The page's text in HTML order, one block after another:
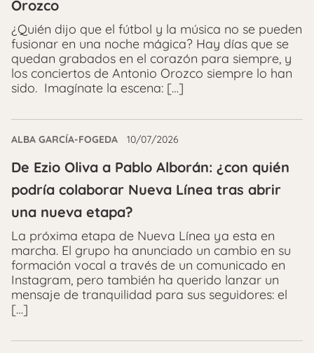
Orozco
¿Quién dijo que el fútbol y la música no se pueden
fusionar en una noche mágica? Hay días que se
quedan grabados en el corazón para siempre, y
los conciertos de Antonio Orozco siempre lo han
sido. Imagínate la escena: […]
ALBA GARCÍA-FOGEDA 10/07/2026
De Ezio Oliva a Pablo Alborán: ¿con quién
podría colaborar Nueva Línea tras abrir
una nueva etapa?
La próxima etapa de Nueva Línea ya esta en
marcha. El grupo ha anunciado un cambio en su
formación vocal a través de un comunicado en
Instagram, pero también ha querido lanzar un
mensaje de tranquilidad para sus seguidores: el
[…]